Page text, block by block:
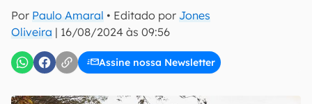
Por Paulo Amaral • Editado por Jones
Oliveira | 16/08/2024 às 09:56
Assine nossa Newsletter
inscreva-se
Confirmo que li, aceito e concordo com os Termos de
Uso e Política de Privacidade do Canaltech.